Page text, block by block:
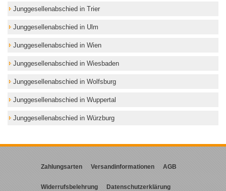
Junggesellenabschied in Trier
Junggesellenabschied in Ulm
Junggesellenabschied in Wien
Junggesellenabschied in Wiesbaden
Junggesellenabschied in Wolfsburg
Junggesellenabschied in Wuppertal
Junggesellenabschied in Würzburg
Zahlungsarten Versandinformationen AGB
Widerrufsbelehrung Datenschutzerklärung